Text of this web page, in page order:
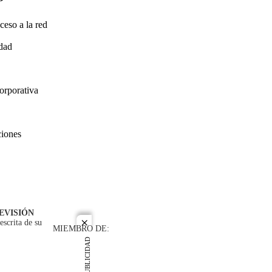
close
PUBLICIDAD
a la red
de su
MIEMBRO DE: